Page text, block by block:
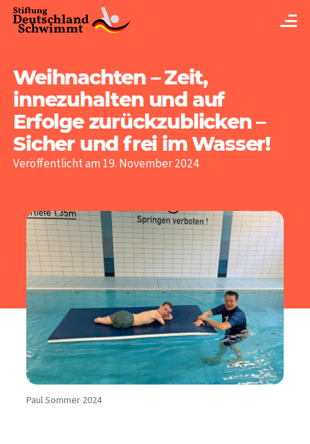
Weihnachten – Zeit,
innezuhalten und auf
Erfolge zurückzublicken –
Sicher und frei im Wasser!
Veröffentlicht am 19. November 2024
Paul Sommer 2024